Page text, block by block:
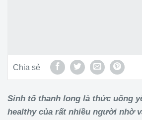
Chia sẻ
Sinh tố thanh long là thức uống
healthy của rất nhiều người nhờ